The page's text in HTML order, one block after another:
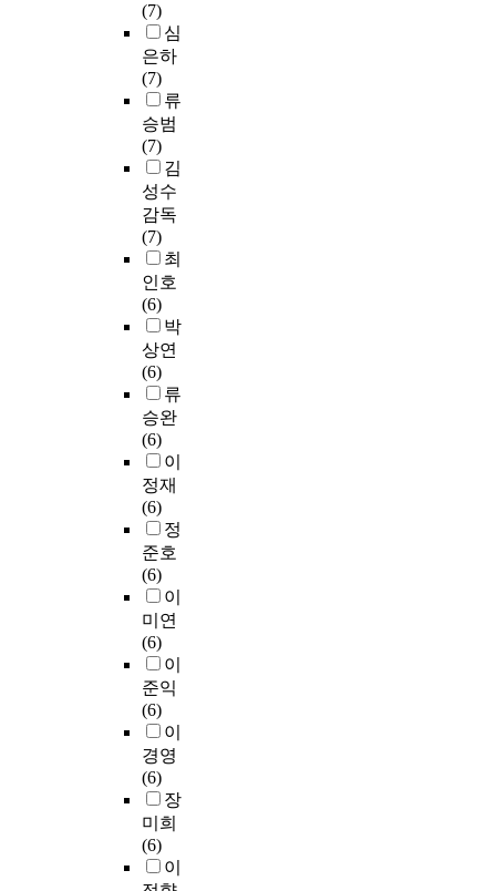
(7)
심
은하
(7)
류
승범
(7)
김
성수
감독
(7)
최
인호
(6)
박
상연
(6)
류
승완
(6)
이
정재
(6)
정
준호
(6)
이
미연
(6)
이
준익
(6)
이
경영
(6)
장
미희
(6)
이